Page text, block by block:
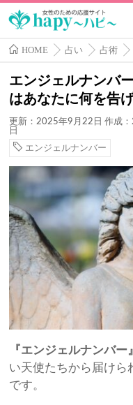
HOME 占い 占術
エンジェルナンバ
はあなたに何を告
更新：2025年9月22日 作成
日
エンジェルナンバー
『エンジェルナンバー』
い天使たちから届けら
です。